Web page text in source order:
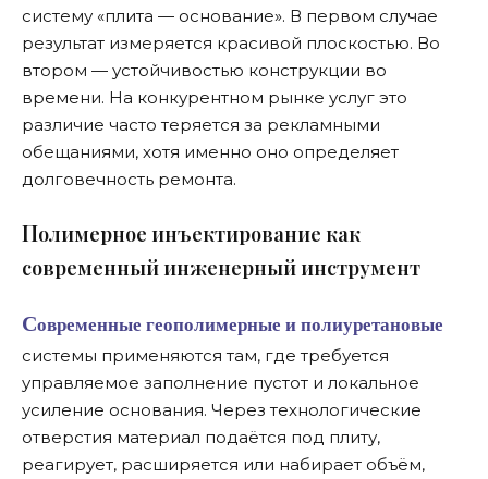
систему «плита — основание». В первом случае
результат измеряется красивой плоскостью. Во
втором — устойчивостью конструкции во
времени. На конкурентном рынке услуг это
различие часто теряется за рекламными
обещаниями, хотя именно оно определяет
долговечность ремонта.
Полимерное инъектирование как
современный инженерный инструмент
Современные геополимерные и полиуретановые
системы применяются там, где требуется
управляемое заполнение пустот и локальное
усиление основания. Через технологические
отверстия материал подаётся под плиту,
реагирует, расширяется или набирает объём,